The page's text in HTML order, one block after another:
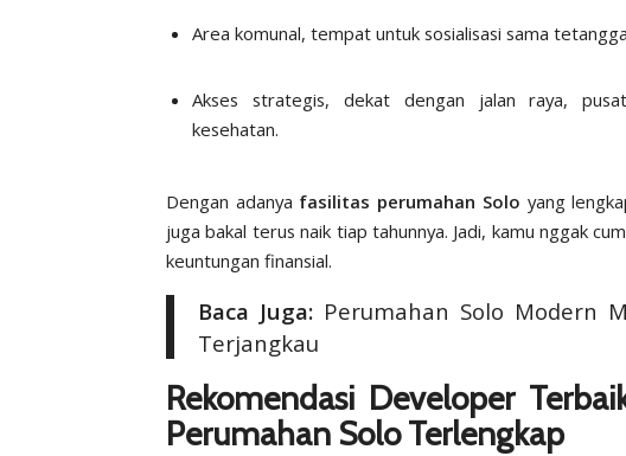
Area komunal, tempat untuk sosialisasi sama
Akses strategis, dekat dengan jalan raya,
kesehatan.
Dengan adanya fasilitas perumahan Solo yang
juga bakal terus naik tiap tahunnya. Jadi, kamu nggak
keuntungan finansial.
Baca Juga: Perumahan Solo Modern
Terjangkau
Rekomendasi Developer
Perumahan Solo Terlengkap